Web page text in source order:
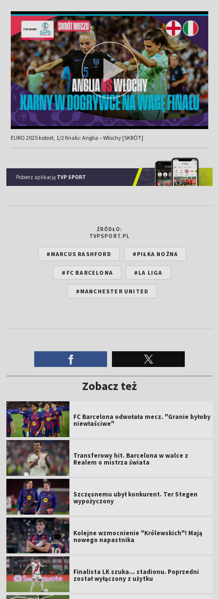
EURO 2025 kobiet, 1/2 finału: Anglia – Włochy [SKRÓT]
Pobierz aplikację TVP SPORT
ŹRÓDŁO:
TVPSPORT.PL
#MARCUS RASHFORD #PIŁKA NOŻNA
#FC BARCELONA #LA LIGA
#MANCHESTER UNITED
Zobacz też
FC Barcelona odwołała mecz. "Granie byłoby
niewłaściwe"
Transferowy hit. Barcelona w walce z
Realem o mistrza świata
Szczęsnemu ubył konkurent. Ter Stegen
wypożyczony
Kolejne wzmocnienie "Królewskich"! Mają
nowego napastnika
Finalista LK szuka... stadionu. Poprzedni
został wyłączony z użytku